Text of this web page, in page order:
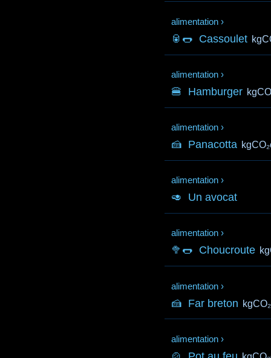
alimentation ›
🥫🌭 Cassoulet
alimentation ›
🍔 Hamburger
alimentation ›
🍰 Panacotta
alimentation ›
🥑 Un avocat
alimentation ›
🥦🌭 Choucroute
alimentation ›
🍰 Far breton
alimentation ›